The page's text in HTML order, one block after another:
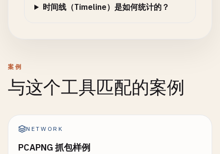
时间线（Timeline）是如何统计的？
案例
与这个工具匹配的案例
NETWORK
PCAPNG 抓包样例